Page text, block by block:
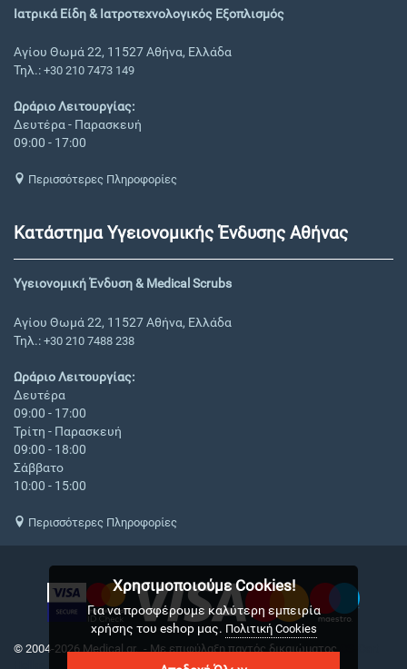
Ιατρικά Είδη & Ιατροτεχνολογικός Εξοπλισμός
Αγίου Θωμά 22, 11527 Αθήνα, Ελλάδα
Τηλ.: +30 210 7473 149
Ωράριο Λειτουργίας:
Δευτέρα - Παρασκευή
09:00 - 17:00
Περισσότερες Πληροφορίες
Κατάστημα Υγειονομικής Ένδυσης Αθήνας
Υγειονομική Ένδυση & Medical Scrubs
Αγίου Θωμά 22, 11527 Αθήνα, Ελλάδα
Τηλ.: +30 210 7488 238
Ωράριο Λειτουργίας:
Δευτέρα
09:00 - 17:00
Τρίτη - Παρασκευή
09:00 - 18:00
Σάββατο
10:00 - 15:00
Περισσότερες Πληροφορίες
© 2004-2026 Medical.gr. - Με επιφύλαξη παντός δικαιώματος
Χρησιμοποιούμε Cookies!
Για να προσφέρουμε καλύτερη εμπειρία
χρήσης του eshop μας. Πολιτική Cookies